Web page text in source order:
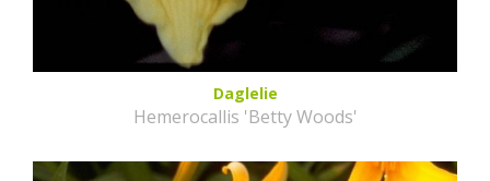
Daglelie
Hemerocallis 'Betty Woods'